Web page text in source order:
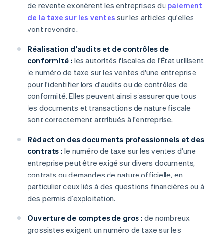
de revente exonèrent les entreprises du paiement
de la taxe sur les ventes sur les articles qu'elles
vont revendre.
Réalisation d'audits et de contrôles de
conformité : les autorités fiscales de l'État utilisent
le numéro de taxe sur les ventes d'une entreprise
pour l'identifier lors d'audits ou de contrôles de
conformité. Elles peuvent ainsi s'assurer que tous
les documents et transactions de nature fiscale
sont correctement attribués à l'entreprise.
Rédaction des documents professionnels et des
contrats : le numéro de taxe sur les ventes d'une
entreprise peut être exigé sur divers documents,
contrats ou demandes de nature officielle, en
particulier ceux liés à des questions financières ou à
des permis d’exploitation.
Ouverture de comptes de gros : de nombreux
grossistes exigent un numéro de taxe sur les